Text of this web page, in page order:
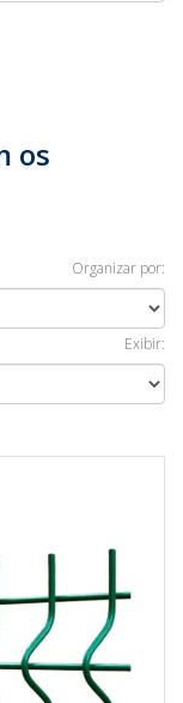
os
Organizar por:
Exibir: